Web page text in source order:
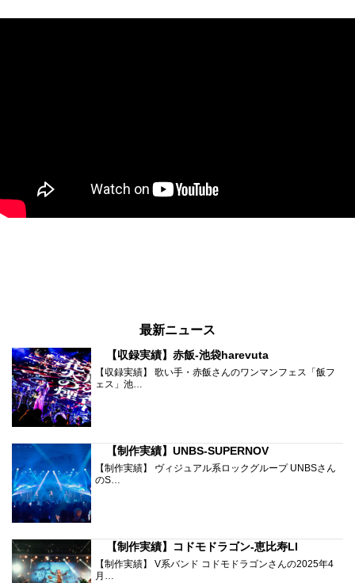
最新ニュース
【収録実績】赤飯-池袋harevuta
【収録実績】 歌い手・赤飯さんのワンマンフェス「飯フ
ェス」池…
【制作実績】UNBS-SUPERNOV
【制作実績】 ヴィジュアル系ロックグループ UNBSさん
のS…
【制作実績】コドモドラゴン-恵比寿LI
【制作実績】 V系バンド コドモドラゴンさんの2025年4
月…